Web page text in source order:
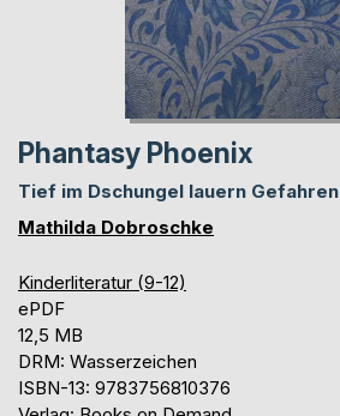
Phantasy Phoenix
Tief im Dschungel lauern Gefahren
Mathilda Dobroschke
Kinderliteratur (9-12)
ePDF
12,5 MB
DRM: Wasserzeichen
ISBN-13: 9783756810376